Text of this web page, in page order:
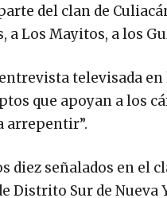
del clan de
a Los Mayitos, a los
televisada
que apoyan a los
arrepentir”.
diez señalados en el
Distrito Sur de